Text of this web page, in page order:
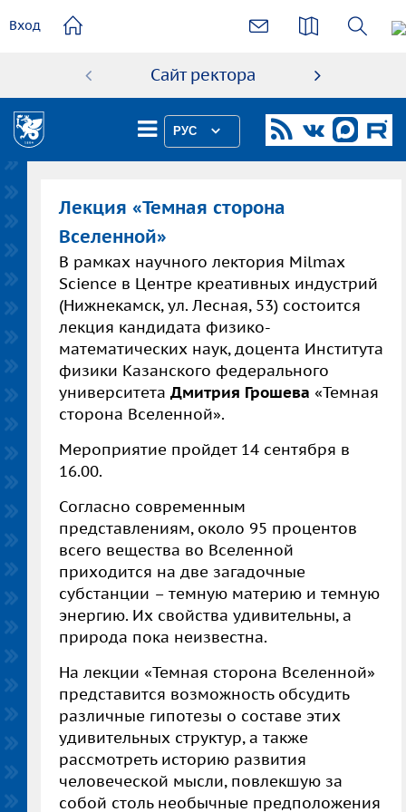
содержанию
Вход
Сайт ректора
РУС
Лекция «Темная сторона
Вселенной»
В рамках научного лектория Milmax
Science в Центре креативных индустрий
(Нижнекамск, ул. Лесная, 53) состоится
лекция кандидата физико-
математических наук, доцента Института
физики Казанского федерального
университета Дмитрия Грошева «Темная
сторона Вселенной».
Мероприятие пройдет 14 сентября в
16.00.
Согласно современным
представлениям, около 95 процентов
всего вещества во Вселенной
приходится на две загадочные
субстанции – темную материю и темную
энергию. Их свойства удивительны, а
природа пока неизвестна.
На лекции «Темная сторона Вселенной»
представится возможность обсудить
различные гипотезы о составе этих
удивительных структур, а также
рассмотреть историю развития
человеческой мысли, повлекшую за
собой столь необычные предположения